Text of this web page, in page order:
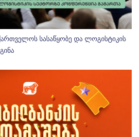
სასაწყობე და ლოგისტიკის